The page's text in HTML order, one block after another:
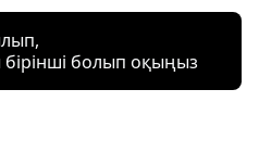
болып оқыңыз